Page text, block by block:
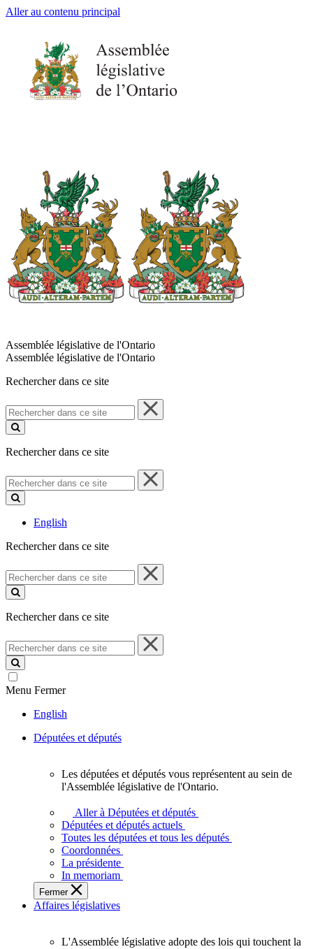
Aller au contenu principal
Assemblée législative de l'Ontario
Assemblée législative de l'Ontario
Rechercher dans ce site
Rechercher
dans
ce
Rechercher dans ce site
Rechercher
dans
ce
English
Rechercher dans ce site
Rechercher
dans
ce
Rechercher dans ce site
Rechercher
dans
ce
site
Menu Fermer
English
Députées et députés
députés
vous
représentent
sein
de
l'Assemblée
législative
l'Ontario.
Les députées et députés vous représentent au sein de
l'Assemblée législative de l'Ontario.
Aller à Députées et députés
Députées et députés actuels
Toutes les députées et tous les députés
Coordonnées
La présidente
In memoriam
Fermer
Affaires législatives
L'Assemblée législative adopte des lois qui touchent la